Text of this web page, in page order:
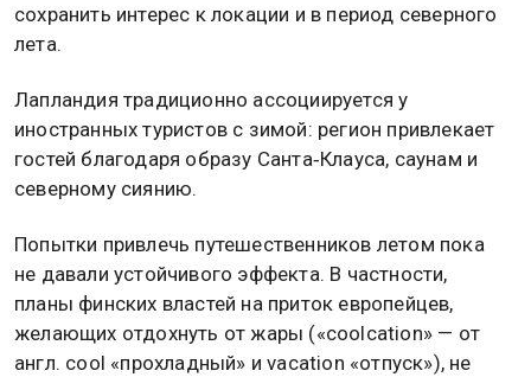
сохранить интерес к локации и в период северного
лета.
Лапландия традиционно ассоциируется у
иностранных туристов с зимой: регион привлекает
гостей благодаря образу Санта‑Клауса, саунам и
северному сиянию.
Попытки привлечь путешественников летом пока
не давали устойчивого эффекта. В частности,
планы финских властей на приток европейцев,
желающих отдохнуть от жары («coolcation» — от
англ. cool «прохладный» и vacation «отпуск»), не